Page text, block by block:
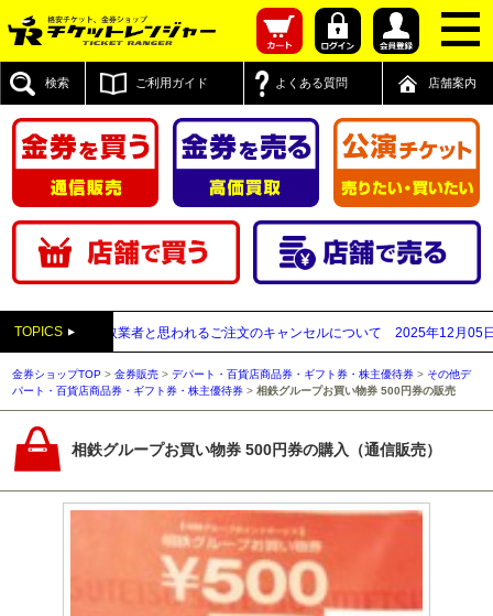
検索 ご利用ガイド よくある質問 店舗案内
TOPICS
先払い買取業者と思われるご注文のキャンセルについて 2025年12月05日 【
金券ショップTOP >金券販売 >デパート・百貨店商品券・ギフト券・株主優待券 > その他デ
パート・百貨店商品券・ギフト券・株主優待券 >相鉄グループお買い物券 500円券の販売
相鉄グループお買い物券 500円券の購入（通信販売）